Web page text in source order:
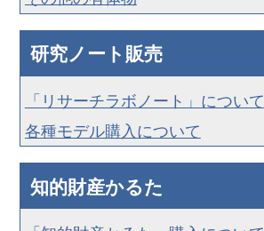
研究ノート販売
「リサーチラボノート」について
各種モデル購入について
知的財産かるた